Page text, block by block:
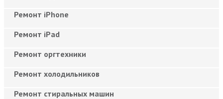
Ремонт iPhone
Ремонт iPad
Ремонт оргтехники
Ремонт холодильников
Ремонт стиральных машин